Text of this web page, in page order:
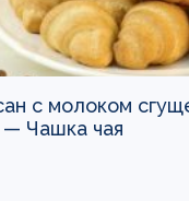
с молоком
— Чашка чая